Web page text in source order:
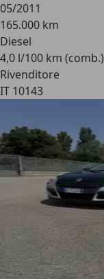
05/2011
165.000 km
Diesel
4,0 l/100 km (comb.)
Rivenditore
IT 10143